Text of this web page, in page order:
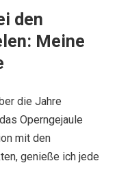
den
Meine
die Jahre
Operngejaule
mit den
genieße ich jede